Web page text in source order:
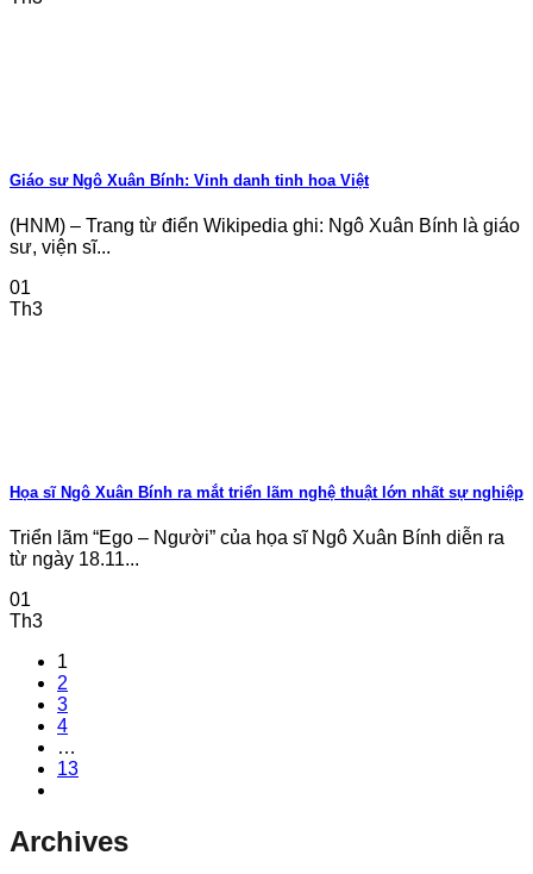
Giáo sư Ngô Xuân Bính: Vinh danh tinh hoa Việt
(HNM) – Trang từ điển Wikipedia ghi: Ngô Xuân Bính là giáo
sư, viện sĩ...
01
Th3
Họa sĩ Ngô Xuân Bính ra mắt triển lãm nghệ thuật lớn nhất sự nghiệp
Triển lãm “Ego – Người” của họa sĩ Ngô Xuân Bính diễn ra
từ ngày 18.11...
01
Th3
1
2
3
4
…
13
Archives